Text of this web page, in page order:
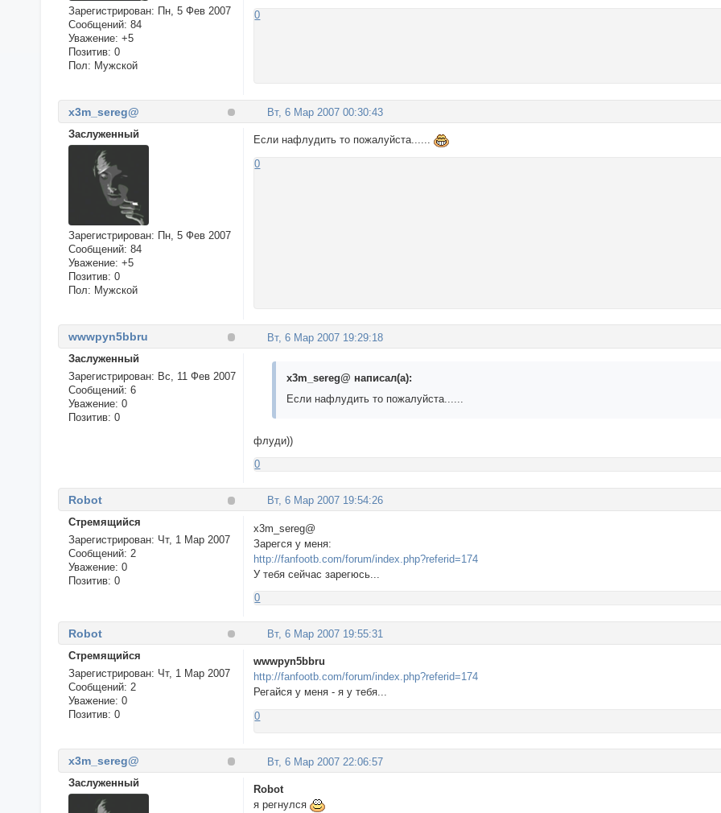
Зарегистрирован: Пн, 5 Фев 2007
Сообщений: 84
Уважение: +5
Позитив: 0
Пол: Мужской
0
Вт, 6 Мар 2007 00:30:43
x3m_sereg@
Заслуженный
Зарегистрирован: Пн, 5 Фев 2007
Сообщений: 84
Уважение: +5
Позитив: 0
Пол: Мужской
Если нафлудить то пожалуйста......
0
Вт, 6 Мар 2007 19:29:18
wwwpyn5bbru
Заслуженный
Зарегистрирован: Вс, 11 Фев 2007
Сообщений: 6
Уважение: 0
Позитив: 0
x3m_sereg@ написал(а):
Если нафлудить то пожалуйста......
флуди))
0
Вт, 6 Мар 2007 19:54:26
Robot
Стремящийся
Зарегистрирован: Чт, 1 Мар 2007
Сообщений: 2
Уважение: 0
Позитив: 0
x3m_sereg@
Зарегся у меня:
http://fanfootb.com/forum/index.php?referid=174
У тебя сейчас зарегюсь...
0
Вт, 6 Мар 2007 19:55:31
Robot
Стремящийся
Зарегистрирован: Чт, 1 Мар 2007
Сообщений: 2
Уважение: 0
Позитив: 0
wwwpyn5bbru
http://fanfootb.com/forum/index.php?referid=174
Регайся у меня - я у тебя...
0
Вт, 6 Мар 2007 22:06:57
x3m_sereg@
Заслуженный
Robot
я регнулся